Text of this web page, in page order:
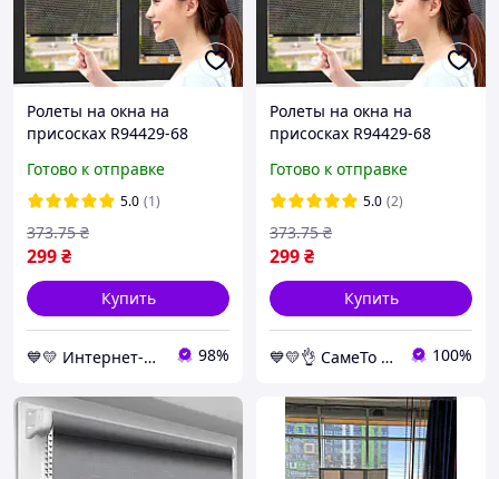
Ролеты на окна на
присосках R94429-68
шторка солнцезащитная
для авто и квартиры
Готово к отправке
5.0 (1)
299₴
373.75 ₴
Купить
💙💛 Интернет-магазин Non-Stop 🎁％🚚 ⤵ 98%
Ролеты на окна на
присосках R94429-68
шторка солнцезащитная
для авто и квартиры
Готово к отправке
5.0 (2)
299₴
373.75 ₴
Купить
💙💛👌 СамеТо ТМ интернет-магазин sameto.com.ua 🎁％🚚 ⤵ 100%